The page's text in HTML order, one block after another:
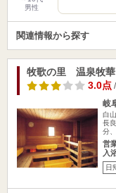
男性
関連情報から探す
牧歌の里 温泉牧華
3.0点/
岐
白
長
分
営
入
日